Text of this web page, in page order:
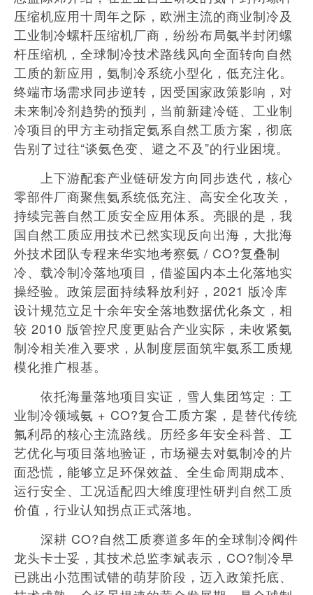
压缩机应用十周年之际，欧洲主流的商业制冷及
工业制冷螺杆压缩机厂商，纷纷布局氨半封闭螺
杆压缩机，全球制冷技术路线风向全面转向自然
工质的新应用，氨制冷系统小型化，低充注化。
终端市场需求同步逆转，因受国家政策影响，对
未来制冷剂趋势的预判，当前新建冷链、工业制
冷项目的甲方主动指定氨系自然工质方案，彻底
告别了过往“谈氨色变、避之不及”的行业困境。
上下游配套产业链研发方向同步迭代，核心
零部件厂商聚焦氨系统低充注、高安全化攻关，
持续完善自然工质安全应用体系。亮眼的是，我
国自然工质应用技术已然实现反向出海，大批海
外技术团队专程来华实地考察氨 / CO?复叠制
冷、载冷制冷落地项目，借鉴国内本土化落地实
操经验。政策层面持续释放利好，2021 版冷库
设计规范立足十余年安全落地数据优化条文，相
较 2010 版管控尺度更贴合产业实际，未收紧氨
制冷相关准入要求，从制度层面筑牢氨系工质规
模化推广根基。
依托海量落地项目实证，雪人集团笃定：工
业制冷领域氨 + CO?复合工质方案，是替代传统
氟利昂的核心主流路线。历经多年安全科普、工
艺优化与项目落地验证，市场褪去对氨制冷的片
面恐慌，能够立足环保效益、全生命周期成本、
运行安全、工况适配四大维度理性研判自然工质
价值，行业认知拐点正式落地。
深耕 CO?自然工质赛道多年的全球制冷阀件
龙头卡士妥，其技术总监李斌表示，CO?制冷早
已跳出小范围试错的萌芽阶段，迈入政策托底、